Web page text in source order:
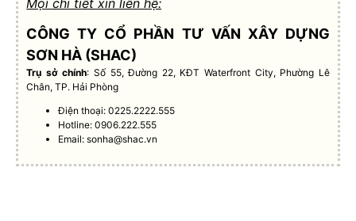
CÔNG TY CỔ PHẦN TƯ VẤN XÂY DỰNG
SƠN HÀ (SHAC)
Trụ sở chính: Số 55, Đường 22, KĐT Waterfront City, Phường Lê
Chân, TP. Hải Phòng
Điện thoại: 0225.2222.555
Hotline: 0906.222.555
Email:sonha@shac.vn